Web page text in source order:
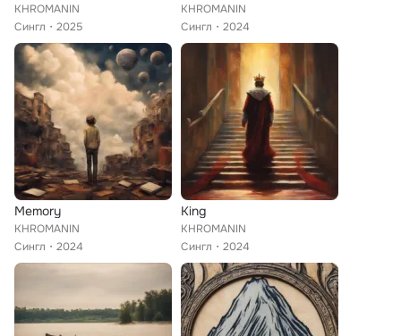
KHROMANIN
Сингл
2025
KHROMANIN
Сингл
2024
Memory
KHROMANIN
Сингл
2024
King
KHROMANIN
Сингл
2024